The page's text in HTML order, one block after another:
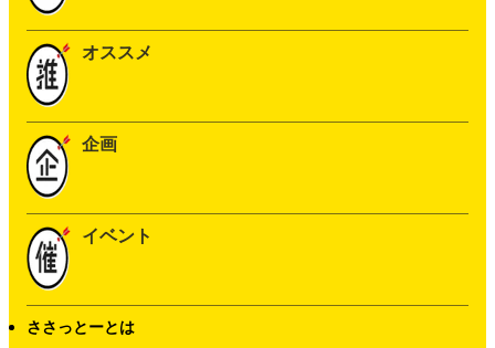
オススメ
企画
イベント
ささっとーとは